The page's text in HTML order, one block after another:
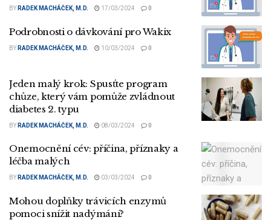
BY RADEK MACHÁČEK, M.D. 17/03/2024 0
Podrobnosti o dávkování pro Wakix
BY RADEK MACHÁČEK, M.D. 10/03/2024 0
Jeden malý krok: Spusťte program
chůze, který vám pomůže zvládnout
diabetes 2. typu
BY RADEK MACHÁČEK, M.D. 08/03/2024 0
Onemocnění cév: příčina, příznaky a
léčba malých
BY RADEK MACHÁČEK, M.D. 03/03/2024 0
Mohou doplňky trávicích enzymů
pomoci snížit nadýmání?